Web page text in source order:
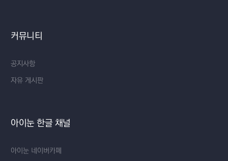
커뮤니티
공지사항
자유 게시판
아이눈 한글 채널
아이눈 네이버카페